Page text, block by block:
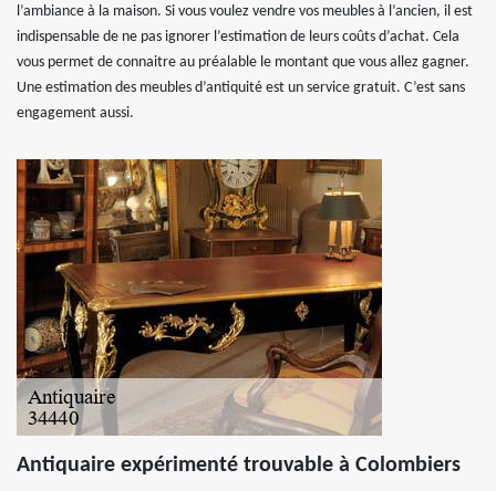
l’ambiance à la maison. Si vous voulez vendre vos meubles à l’ancien, il est
indispensable de ne pas ignorer l’estimation de leurs coûts d’achat. Cela
vous permet de connaitre au préalable le montant que vous allez gagner.
Une estimation des meubles d’antiquité est un service gratuit. C’est sans
engagement aussi.
Antiquaire expérimenté trouvable à Colombiers